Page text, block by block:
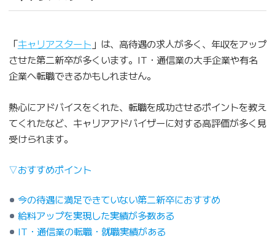
「キャリアスタート 」は、高待遇の求人が多く、年収をアップ
させた第二新卒が多くいます。IT・通信業の大手企業や有名
企業へ転職できるかもしれません。
熱心にアドバイスをくれた、転職を成功させるポイントを教え
てくれたなど、キャリアアドバイザーに対する高評価が多く見
受けられます。
▽おすすめポイント
今の待遇に満足できていない第二新卒におすすめ
給料アップを実現した実績が多数ある
IT・通信業の転職・就職実績がある